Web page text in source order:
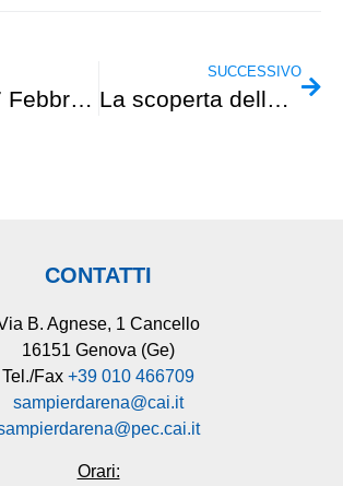
Sabato 17 Febbraio – Cicloescursionismo – Creuza de ma
SUCCESSIVO
La scoperta dello sci
CONTATTI
B. Agnese, 1 Cancello
16151 Genova (Ge)
Tel./Fax +39 010 466709
sampierdarena@cai.it
Orari: